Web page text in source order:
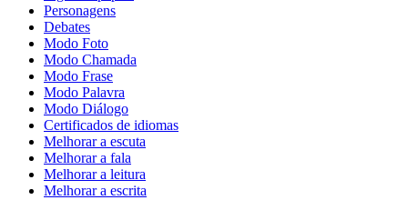
Personagens
Debates
Modo Foto
Modo Chamada
Modo Frase
Modo Palavra
Modo Diálogo
Certificados de idiomas
Melhorar a escuta
Melhorar a fala
Melhorar a leitura
Melhorar a escrita